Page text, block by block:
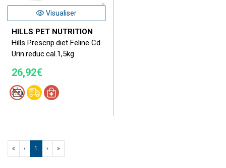
Visualiser
HILLS PET NUTRITION
Hills Prescrip.diet Feline Cd
Urin.reduc.cal.1,5kg
26,92€
« ‹ 1 › »